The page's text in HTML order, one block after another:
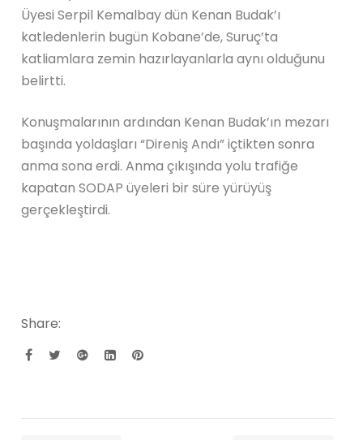
Üyesi Serpil Kemalbay dün Kenan Budak’ı
katledenlerin bugün Kobane’de, Suruç’ta
katliamlara zemin hazırlayanlarla aynı olduğunu
belirtti.
Konuşmalarının ardından Kenan Budak’ın mezarı
başında yoldaşları “Direniş Andı” içtikten sonra
anma sona erdi. Anma çıkışında yolu trafiğe
kapatan SODAP üyeleri bir süre yürüyüş
gerçekleştirdi.
Share: